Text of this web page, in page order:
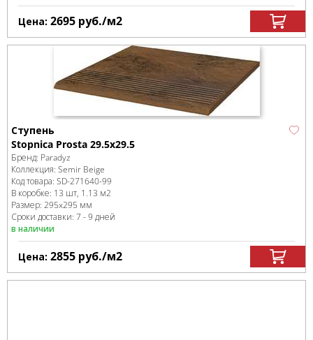
Цена: 2695 руб./м2
Ступень
Stopnica Prosta 29.5х29.5
Бренд: Paradyz
Коллекция: Semir Beige
Код товара: SD-271640-99
В коробке: 13 шт, 1.13 м2
Размер: 295x295 мм
Сроки доставки: 7 - 9 дней
в наличии
Цена: 2855 руб./м2